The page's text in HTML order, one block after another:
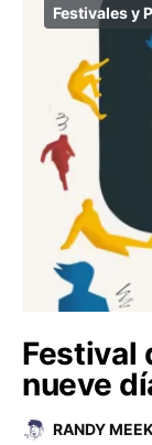
Festivales y
Festival
nueve
RANDY